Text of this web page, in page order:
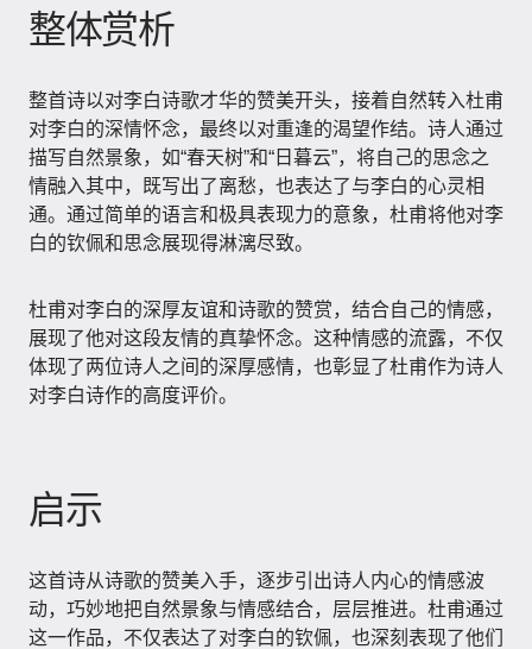
整体赏析
整首诗以对李白诗歌才华的赞美开头，接着自然转入杜甫
对李白的深情怀念，最终以对重逢的渴望作结。诗人通过
描写自然景象，如“春天树”和“日暮云”，将自己的思念之
情融入其中，既写出了离愁，也表达了与李白的心灵相
通。通过简单的语言和极具表现力的意象，杜甫将他对李
白的钦佩和思念展现得淋漓尽致。
杜甫对李白的深厚友谊和诗歌的赞赏，结合自己的情感，
展现了他对这段友情的真挚怀念。这种情感的流露，不仅
体现了两位诗人之间的深厚感情，也彰显了杜甫作为诗人
对李白诗作的高度评价。
启示
这首诗从诗歌的赞美入手，逐步引出诗人内心的情感波
动，巧妙地把自然景象与情感结合，层层推进。杜甫通过
这一作品，不仅表达了对李白的钦佩，也深刻表现了他们